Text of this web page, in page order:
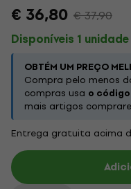
€ 36,80 € 37,90
Disponíveis 1 unidade
OBTÉM UM PREÇO
Compra pelo menos
compras usa o
mais artigos
Entrega gratuita acima